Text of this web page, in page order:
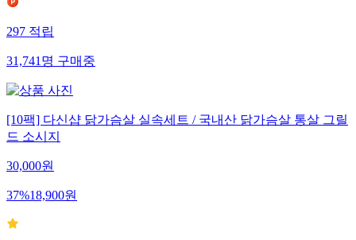
297적립
31,741명구매중
[10팩] 다신샵 닭가슴살 실속세트 / 국내산 닭가슴살 통살 그릴
드 소시지
30,000원
37%18,900원